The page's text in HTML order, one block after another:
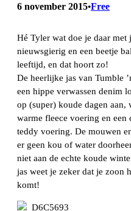
6 november 2015•Free
Hé Tyler wat doe je daar
nieuwsgierig en een beetje
leeftijd, en dat hoort zo!
De heerlijke jas van Tumble
een hippe verwassen denim
op (super) koude dagen aan,
warme fleece voering en een
teddy voering. De mouwen
er geen kou of water
niet aan de echte koude
jas weet je zeker dat je zoon
komt!